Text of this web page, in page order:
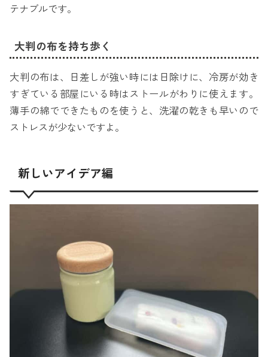
テナブルです。
大判の布を持ち歩く
大判の布は、日差しが強い時には日除けに、冷房が効き
すぎている部屋にいる時はストールがわりに使えます。
薄手の綿でできたものを使うと、洗濯の乾きも早いので
ストレスが少ないですよ。
新しいアイデア編